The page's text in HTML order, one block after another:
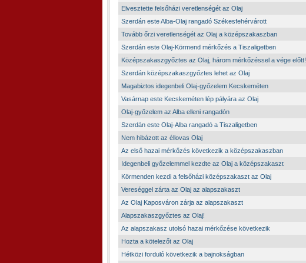
Elvesztette felsőházi veretlenségét az Olaj
Szerdán este Alba-Olaj rangadó Székesfehérvárott
Tovább őrzi veretlenségét az Olaj a középszakaszban
Szerdán este Olaj-Körmend mérkőzés a Tiszaligetben
Középszakaszgyőztes az Olaj, három mérkőzéssel a vége előtt!
Szerdán középszakaszgyőztes lehet az Olaj
Magabiztos idegenbeli Olaj-győzelem Kecskeméten
Vasárnap este Kecskeméten lép pályára az Olaj
Olaj-győzelem az Alba elleni rangadón
Szerdán este Olaj-Alba rangadó a Tiszaligetben
Nem hibázott az éllovas Olaj
Az első hazai mérkőzés következik a középszakaszban
Idegenbeli győzelemmel kezdte az Olaj a középszakaszt
Körmenden kezdi a felsőházi középszakaszt az Olaj
Vereséggel zárta az Olaj az alapszakaszt
Az Olaj Kaposváron zárja az alapszakaszt
Alapszakaszgyőztes az Olaj!
Az alapszakasz utolsó hazai mérkőzése következik
Hozta a kötelezőt az Olaj
Hétközi forduló következik a bajnokságban